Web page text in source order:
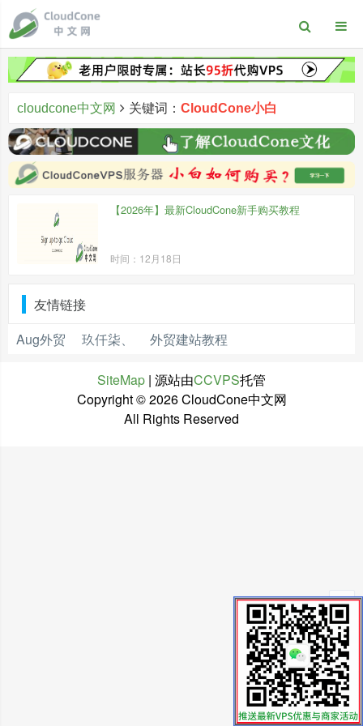
cloudcone中文网 关键词： CloudCone小白
【2026年】最新CloudCone新手购买教程
时间：12月18日
友情链接
Aug外贸
玖仟柒、 外贸建站教程
SiteMap | 源站由CCVPS托管
Copyright ©2026 CloudCone中文网
All Rights Reserved